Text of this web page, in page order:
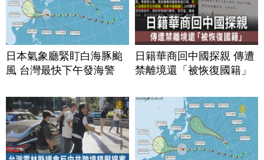
日本氣象廳緊盯白海豚颱
風 台灣最快下午發海警
日籍華商回中國探親 傳遭
禁離境還「被恢復國籍」